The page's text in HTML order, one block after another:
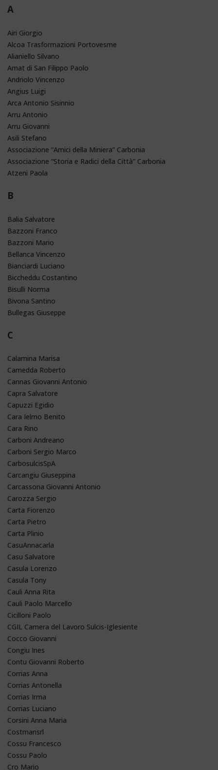
A
Airi Giorgio
Alcoa Trasformazioni Portovesme
Alianiello Silvano
Amat di San Filippo Paolo
Andriolo Vincenzo
Angius Luigi
Arca Antonio Sisinnio
Arru Antonio
Arru Giovanni
Asili Stefano
Associazione “Amici della Miniera” Carbonia
Associazione “Storia e Radici della Città” Carbonia
Atzeni Paola
B
Balia Salvatore
Bazzoni Franco
Bazzoni Mario
Bellanca Vincenzo
Bianciardi Luciano
Biccheddu Costantino
Bisulli Norma
Bivona Santino
Bullegas Giuseppe
C
Calamina Marisa
Camedda Roberto
Cannas Giovanni Antonio
Capra Salvatore
Capuzzi Egidio
Cara Ielmo Benito
Cara Rino
Carboni Andreano
Carboni Sergio Marco
CarbosulcisSpA
Carcangiu Giuseppina
Carcassona Giovanni Antonio
Carozza Sergio
Carta Fiorenzo
Carta Pietro
Carta Plinio
CasuAnnacarla
Casu Salvatore
Casula Lorenzo
Casula Tony
Cauli Anna Rita
Cauli Paolo Marcello
Cicilloni Paolo
CGIL Camera del Lavoro Sulcis-Iglesiente
Cocco Giovanni
Congiu Ines
Contu Giovanni Roberto
Corrias Anna
Corrias Antonella
Corrias Irma
Corrias Luciano
Corsini Anna Maria
Costmansrl
Cossu Francesco
Cossu Paolo
Cro Mario